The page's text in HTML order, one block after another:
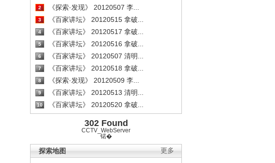
2 《探索·发现》 20120507 李...
3 《百家讲坛》 20120515 拿破...
4 《百家讲坛》 20120517 拿破...
5 《百家讲坛》 20120516 拿破...
6 《百家讲坛》 20120507 清明...
7 《百家讲坛》 20120518 拿破...
8 《探索·发现》 20120509 李...
9 《百家讲坛》 20120513 清明...
10 《百家讲坛》 20120520 拿破...
302 Found
CCTV_WebServer
锘�
更多
探索地图